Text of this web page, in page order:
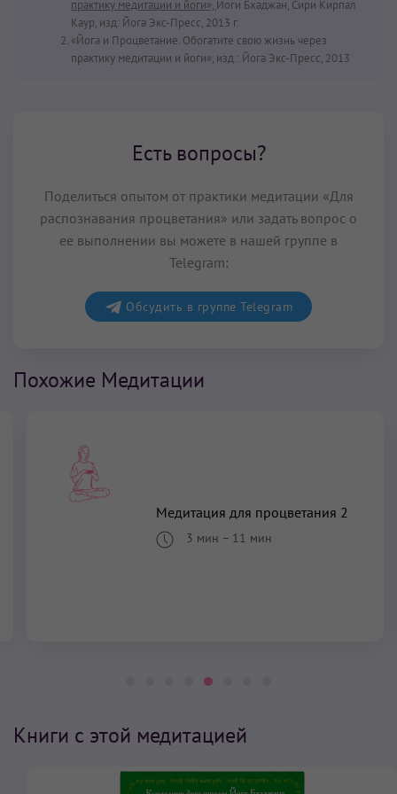
практику медитации и йоги», Йоги Бхаджан, Сири Кирпал
Каур, изд: Йога Экс-Пресс, 2013 г.
«Йога и Процветание. Обогатите свою жизнь через
практику медитации и йоги», изд.: Йога Экс-Пресс, 2013
Есть вопросы?
Поделиться опытом от практики медитации «Для
распознавания процветания» или задать вопрос о
ее выполнении вы можете в нашей группе в
Telegram:
Обсудить в группе Telegram
Похожие Медитации
Медитация для процветания 2
3 мин – 11 мин
Книги с этой медитацией